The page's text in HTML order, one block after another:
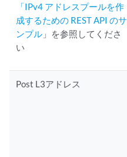
「IPv4 アドレスプールを作
成するための REST API のサ
ンプル 」を参照してくださ
い
Post L3アドレス